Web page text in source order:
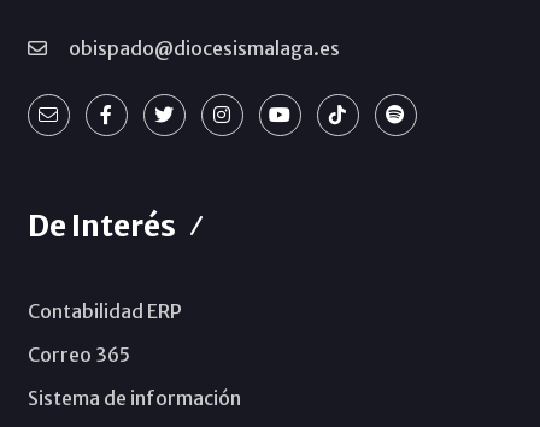
obispado@diocesismalaga.es
De Interés
Contabilidad ERP
Correo 365
Sistema de información